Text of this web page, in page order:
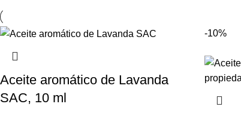
Aceite aromático de Lavanda
SAC, 10 ml
-10%